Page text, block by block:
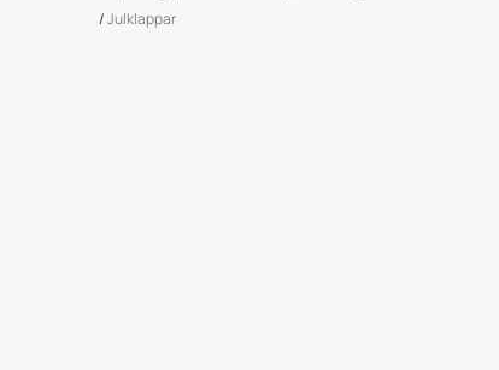
/Julklappar